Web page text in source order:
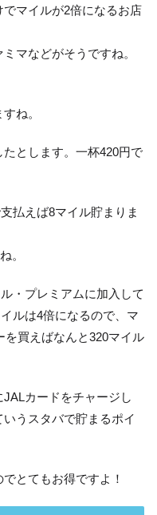
マイルが2倍になるお店
マなどがそうですね。
ね。
とします。一杯420円で
払えば8マイル貯まりま
。
・プレミアムに加入して
ルは4倍になるので、マ
を買えばなんと320マイル
カードをチャージし
うスタバで貯まるポイ
とてもお得ですよ！